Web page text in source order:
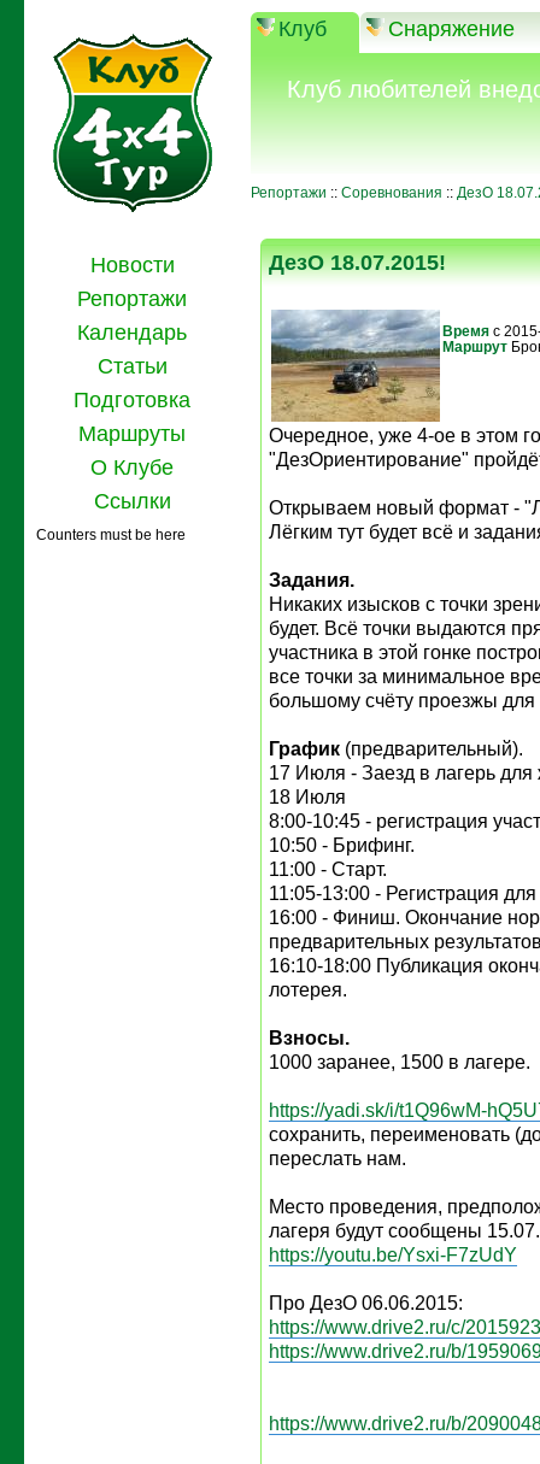
Клуб Снаряжение
Клуб любителей
Репортажи :: Соревнования :: ДезО
Новости
Репортажи
Календарь
Статьи
Подготовка
Маршруты
О Клубе
Ссылки
Counters must be here
ДезО 18.07.2015!
Время с
Маршрут
Очередное, уже 4-ое в этом
"ДезОриентирование"
Открываем новый формат -
Лёгким тут будет всё и
Задания.
Никаких изысков с точки
будет. Всё точки выдаются
участника в этой гонке
все точки за минимальное
большому счёту проезжы
График (предварительный).
17 Июля - Заезд в лагерь
18 Июля
8:00-10:45 - регистрация
10:50 - Брифинг.
11:00 - Старт.
11:05-13:00 - Регистрация
16:00 - Финиш. Окончание
предварительных
16:10-18:00 Публикация
лотерея.
Взносы.
1000 заранее, 1500 в лагере.
https://yadi.sk/i/t1Q96wM-
сохранить, переименовать
переслать нам.
Место проведения,
лагеря будут сообщены
https://youtu.be/Ysxi-F7zUdY
Про ДезО 06.06.2015:
https://www.drive2.ru/c/
https://www.drive2.ru/b/
https://www.drive2.ru/b/